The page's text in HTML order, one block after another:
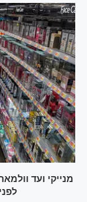
מנייקי ועד